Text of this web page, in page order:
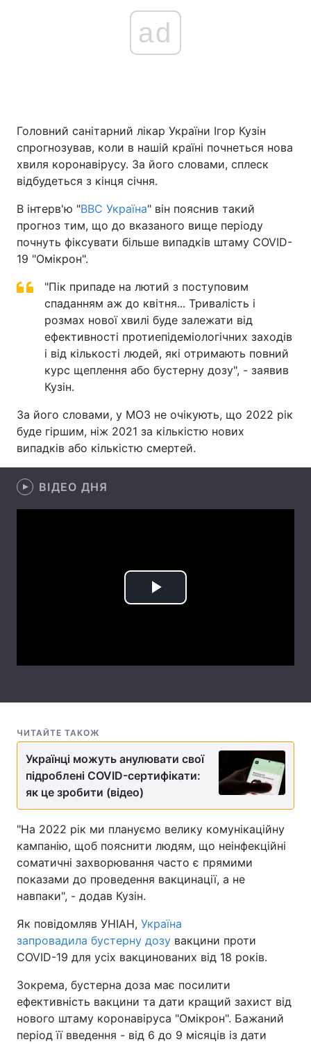
Головна Війна
Україна Політика
Спорт Наука
Техно і зв'язок
Зброя Інциденти
Здоров'я Туризм
Цікавинки Погода
Екологія Регіони
Лонгріди
Відео з Youtube Статті
Інтерв'ю
Архів Вакансії
ad
Головний санітарний лікар України Ігор Кузін
спрогнозував, коли в нашій країні почнеться нова
хвиля коронавірусу. За його словами, сплеск
відбудеться з кінця січня.
В інтерв'ю "ВВС Україна" він пояснив такий
прогноз тим, що до вказаного вище періоду
почнуть фіксувати більше випадків штаму COVID-
19 "Омікрон".
"Пік припаде на лютий з поступовим
спаданням аж до квітня... Тривалість і
розмах нової хвилі буде залежати від
ефективності протиепідеміологічних заходів
і від кількості людей, які отримають повний
курс щеплення або бустерну дозу", - заявив
Кузін.
За його словами, у МОЗ не очікують, що 2022 рік
буде гіршим, ніж 2021 за кількістю нових
випадків або кількістю смертей.
ВІДЕО ДНЯ
Play
ЧИТАЙТЕ ТАКОЖ
Українці можуть анулювати свої
підроблені COVID-сертифікати:
як це зробити (відео)
"На 2022 рік ми плануємо велику комунікаційну
кампанію, щоб пояснити людям, що неінфекційні
соматичні захворювання часто є прямими
показами до проведення вакцинації, а не
навпаки", - додав Кузін.
Як повідомляв УНІАН, Україна
запровадила бустерну дозу вакцини проти
COVID-19 для усіх вакцинованих від 18 років.
Зокрема, бустерна доза має посилити
ефективність вакцини та дати кращий захист від
нового штаму коронавіруса "Омікрон". Бажаний
період її введення - від 6 до 9 місяців із дати